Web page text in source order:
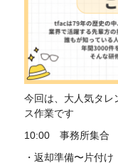
今回は、大人気タレ
ス作業です
10:00 事務所集合
・返却準備〜片付け